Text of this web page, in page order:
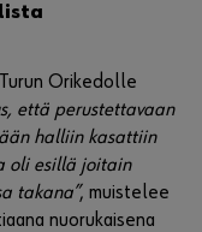
Orikedolle
että perustettavaan
halliin kasattiin
oli esillä joitain
takana”, muistelee
nuorukaisena